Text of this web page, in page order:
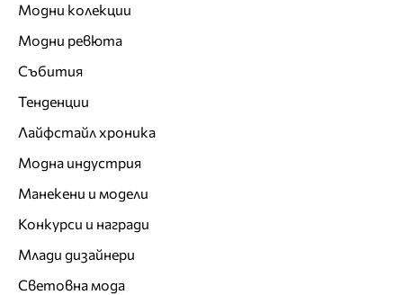
Модни колекции
Модни ревюта
Събития
Тенденции
Лайфстайл хроника
Модна индустрия
Манекени и модели
Конкурси и награди
Млади дизайнери
Световна мода